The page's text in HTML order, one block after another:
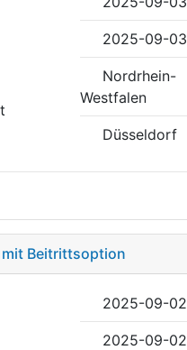
2025-09-03
Nordrhein-
Westfalen
Düsseldorf
Beitrittsoption
2025-09-02
2025-09-02